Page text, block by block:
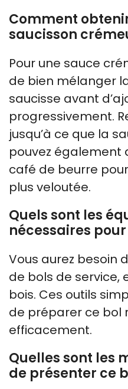
Comment
saucisson
Pour une sauce
de bien mélanger
saucisse avant
progressivement.
jusqu’à ce que la
pouvez également
café de beurre
plus veloutée.
Quels sont les
nécessaires
Vous aurez besoin
de bols de service,
bois. Ces outils
de préparer ce bol
efficacement.
Quelles sont les
de présenter ce